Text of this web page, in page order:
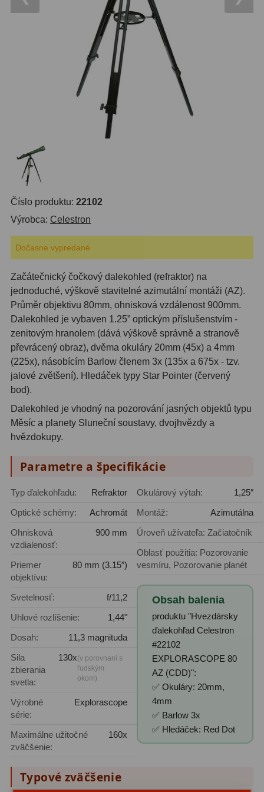
OTA - iba optika
120
Širokouhlé (52°-60°)
SWA (62°-78°)
UWA (80°-98°)
XWA (100°-120°)17
Planetárne29
ZOOM12
ED a Flat Field
S mriežkou6
Ostatné30
Barlow
Filtre182
Mesačné a polarizačné
Slnečné43
CLS a UHC14
Širokopásmové
OIII
Hβ4
Planetárne 7
Farebné
Astro príslušenstvo175
Okulárové výťahy a ostrenie
Hľadáčiky
Číslo produktu: 22102
Výrobca: Celestron
Dočasne vypredané
Začátečnický čočkový dalekohled (refraktor) na
jednoduché, výškově stavitelné azimutální montáži (AZ).
Průměr objektivu 80mm, ohnisková vzdálenost 900mm.
Dalekohled je vybaven 1.25” optickým příslušenstvím -
zenitovým hranolem (dává výškově správně a stranově
převrácený obraz), dvěma okuláry 20mm (45x) a 4mm
(225x), násobícím Barlow členem 3x (135x a 675x - tzv.
jalové zvětšení). Hledáček typy Star Pointer (červený
bod).
Dalekohled je vhodný na pozorování jasných objektů typu
Měsíc a planety Sluneční soustavy, dvojhvězdy a
hvězdokupy.
Parametre a špecifikácie
Typ ďalekohľadu:
Refraktor
Optické schémy:
Achromát
Ohnisková
vzdialenosť:
900 mm
Priemer
objektívu:
80 mm (3.15″)
Svetelnosť:
f/11,2
Uhlové rozlíšenie:
1,44"
Dosah:
11,3 magnituda
Sila
zbierania
svetla:
130x(v porovnaní s
ľudským
okom)
Výrobné
série:
Explorascope
Maximálne užitočné
zväčšenie:
160x
Okulárový výtah:
1,25″
Montáž:
Azimutálna
Úroveň užívateľa: Začiatočník
Oblasť použitia: Pozorovanie
vesmíru, Pozorovanie planét
Obsah balenia
produktu "Hvezdársky
ďalekohľad Celestron
#22102
EXPLORASCOPE 80
AZ (CDD)":
✅ Okuláry: 20mm,
4mm
✅ Barlow 3x
✅ Hledáček: Red Dot
Typové zväčšenie